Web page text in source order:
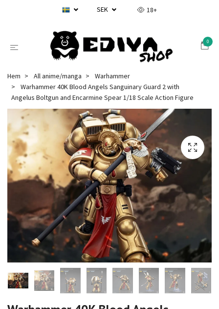
SEK 18+
0
Hem All anime/manga
Warhammer
Warhammer 40K Blood Angels Sanguinary Guard 2 with
Angelus Boltgun and Encarmine Spear 1/18 Scale Action Figure